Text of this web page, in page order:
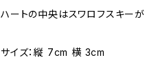
ハートの中央はスワロフスキーが
サイズ：縦 7cm 横 3cm